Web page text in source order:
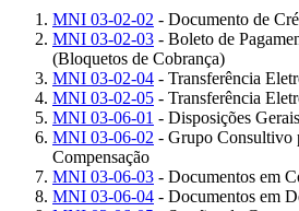
MNI 03-02-02 - Documento de
MNI 03-02-03 - Boleto de
(Bloquetos de Cobrança)
MNI 03-02-04 - Transferência
MNI 03-02-05 - Transferência
MNI 03-06-01 - Disposições Gerais
MNI 03-06-02 - Grupo Consultivo
Compensação
MNI 03-06-03 - Documentos em
MNI 03-06-04 - Documentos em